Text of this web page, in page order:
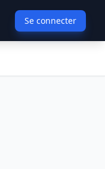
Se connecter